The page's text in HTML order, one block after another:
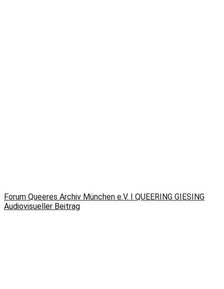
Forum Queeres Archiv München e.V. I QUEERING GIESING
Audiovisueller Beitrag